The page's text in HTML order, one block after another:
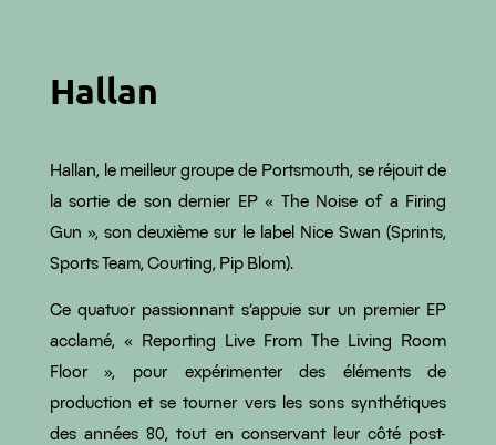
Hallan
Hallan, le meilleur groupe de Portsmouth, se réjouit de
la sortie de son dernier EP « The Noise of a Firing
Gun », son deuxième sur le label Nice Swan (Sprints,
Sports Team, Courting, Pip Blom).
Ce quatuor passionnant s’appuie sur un premier EP
acclamé, « Reporting Live From The Living Room
Floor », pour expérimenter des éléments de
production et se tourner vers les sons synthétiques
des années 80, tout en conservant leur côté post-